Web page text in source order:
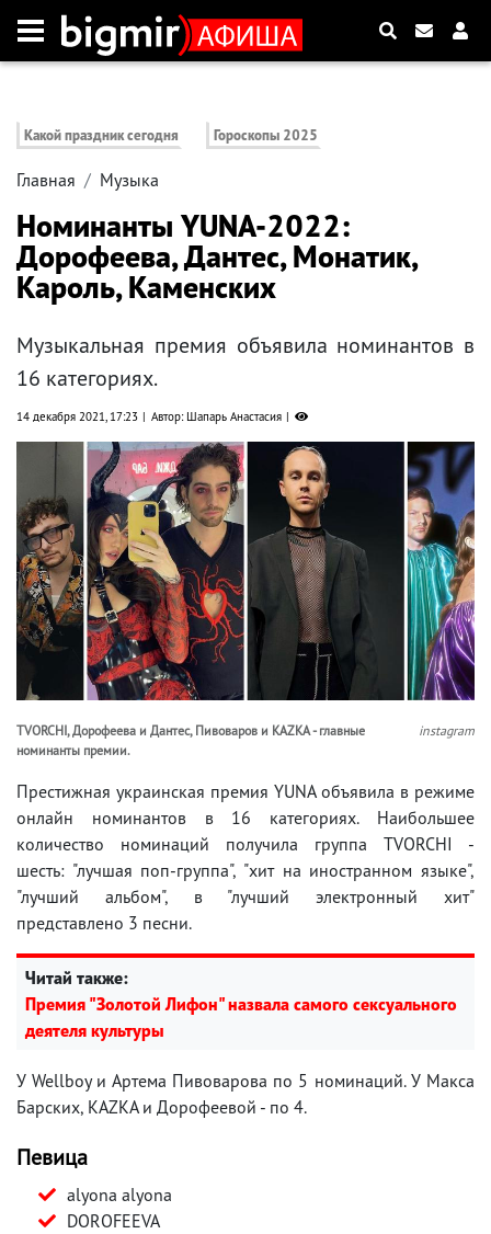
Какой праздник сегодня Гороскопы 2025
Главная Музыка
Номинанты YUNA-2022:
Дорофеева, Дантес, Монатик,
Кароль, Каменских
Музыкальная премия объявила номинантов в
16 категориях.
14 декабря 2021, 17:23 Автор: Шапарь Анастасия
TVORCHI, Дорофеева и Дантес, Пивоваров и KAZKA - главные
номинанты премии.
instagram
Престижная украинская премия YUNA объявила в режиме
онлайн номинантов в 16 категориях. Наибольшее
количество номинаций получила группа TVORCHI -
шесть: "лучшая поп-группа", "хит на иностранном языке",
"лучший альбом", в "лучший электронный хит"
представлено 3 песни.
Читай также:
Премия "Золотой Лифон" назвала самого сексуального
деятеля культуры
У Wellboy и Артема Пивоварова по 5 номинаций. У Макса
Барских, KAZKA и Дорофеевой - по 4.
Певица
alyona alyona
DORОFEEVA